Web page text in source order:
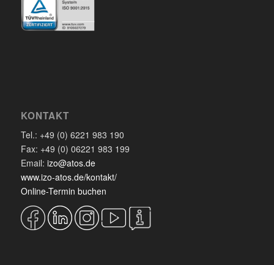
KONTAKT
Tel.: +49 (0) 6221 983 190
Fax: +49 (0) 06221 983 199
Email: izo@atos.de
www.izo-atos.de/kontakt/
Online-Termin buchen